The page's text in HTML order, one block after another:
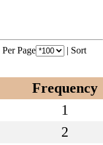
Per Page | Sort
Frequency
1
2